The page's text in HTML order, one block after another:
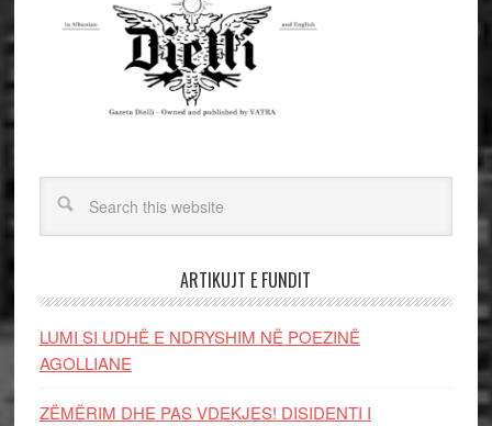
ARTIKUJT E FUNDIT
LUMI SI UDHË E NDRYSHIM NË POEZINË
AGOLLIANE
ZËMËRIM DHE PAS VDEKJES! DISIDENTI I